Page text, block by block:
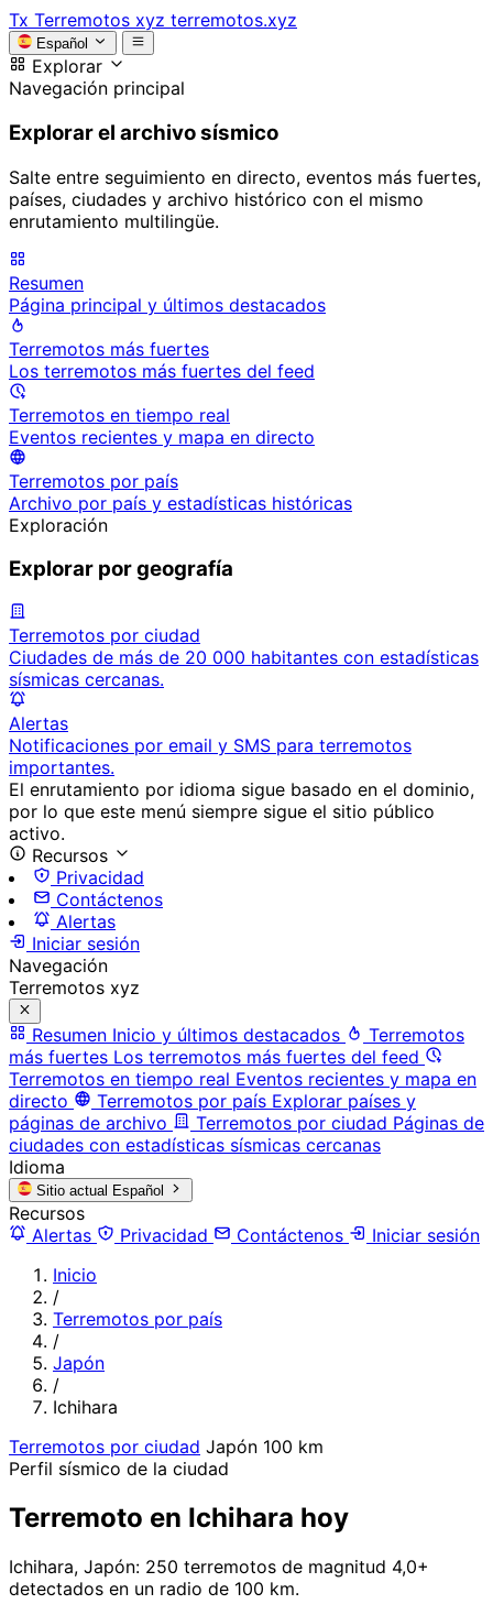
Tx Terremotos xyz terremotos.xyz
Español
Explorar
Navegación principal
Explorar el archivo sísmico
Salte entre seguimiento en directo, eventos más fuertes,
países, ciudades y archivo histórico con el mismo
enrutamiento multilingüe.
Resumen
Página principal y últimos destacados
Terremotos más fuertes
Los terremotos más fuertes del feed
Terremotos en tiempo real
Eventos recientes y mapa en directo
Terremotos por país
Archivo por país y estadísticas históricas
Exploración
Explorar por geografía
Terremotos por ciudad
Ciudades de más de 20 000 habitantes con estadísticas
sísmicas cercanas.
Alertas
Notificaciones por email y SMS para terremotos
importantes.
El enrutamiento por idioma sigue basado en el dominio,
por lo que este menú siempre sigue el sitio público
activo.
Recursos
Privacidad
Contáctenos
Alertas
Iniciar sesión
Navegación
Terremotos xyz
Resumen Inicio y últimos destacados
Terremotos
más fuertes Los terremotos más fuertes del feed
Terremotos en tiempo real Eventos recientes y mapa en
directo
Terremotos por país Explorar países y
páginas de archivo
Terremotos por ciudad Páginas de
ciudades con estadísticas sísmicas cercanas
Idioma
Sitio actual Español
Recursos
Alertas
Privacidad Contáctenos
Iniciar sesión
Inicio
/
Terremotos por país
/
Japón
/
Ichihara
Terremotos por ciudad Japón 100 km
Perfil sísmico de la ciudad
Terremoto en Ichihara hoy
Ichihara, Japón: 250 terremotos de magnitud 4,0+
detectados en un radio de 100 km.